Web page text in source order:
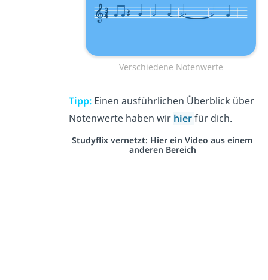
Verschiedene Notenwerte
Tipp: Einen ausführlichen Überblick über
Notenwerte haben wir hierfür dich.
Studyflix vernetzt: Hier ein Video aus einem
anderen Bereich